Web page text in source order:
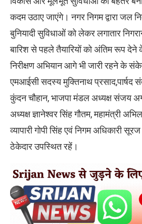
कदम उठाए जाएंगे। नगर निगम द्वारा जल
बुनियादी सुविधाओं को लेकर लगातार
बारिश से पहले तैयारियों को अंतिम रूप
निरीक्षण अभियान आगे भी जारी रहने के
एमआईसी सदस्य मुक्तिनाथ प्रसाद,पार्षद
कुंदन चौहान, भाजपा मंडल अध्यक्ष संजय
अध्यक्ष ज्ञानेश्वर सिंह गौतम, महामंत्री
व्यापारी गोपी सिंह एवं निगम अधिकारी
ठेकेदार उपस्थित रहें।